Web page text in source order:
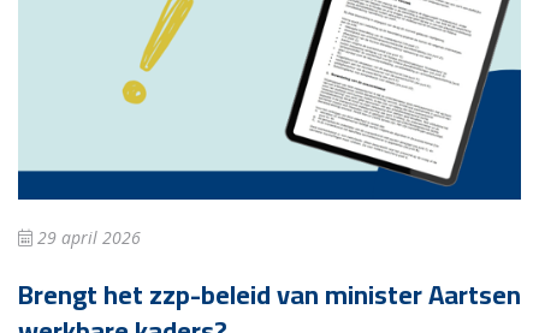
29 april 2026
Brengt het zzp-beleid van minister Aartsen